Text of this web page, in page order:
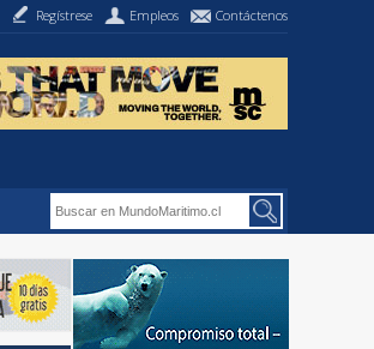
Regístrese Empleos Contáctenos